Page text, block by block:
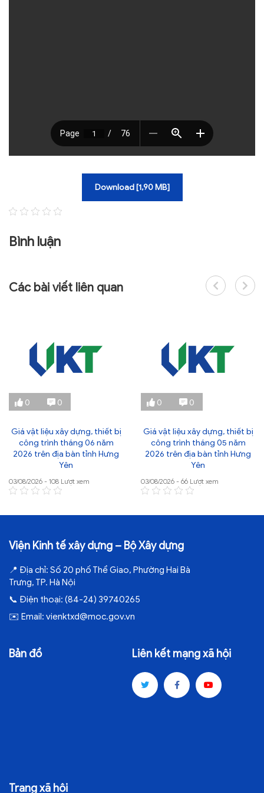
Download [1,90 MB]
Bình luận
Các bài viết liên quan
0 0
Giá vật liệu xây dựng, thiết bị
công trình tháng 06 năm
2026 trên địa bàn tỉnh Hưng
Yên
03/08/2026 - 108 Lượt xem
0 0
Giá vật liệu xây dựng, thiết bị
công trình tháng 05 năm
2026 trên địa bàn tỉnh Hưng
Yên
03/08/2026 - 66 Lượt xem
Viện Kinh tế xây dựng – Bộ Xây dựng
📍 Địa chỉ: Số 20 phố Thể Giao, Phường Hai Bà
Trưng, TP. Hà Nội
📞 Điện thoại: (84-24) 39740265
✉️ Email: vienktxd@moc.gov.vn
Bản đồ Liên kết mạng xã hội
Trang xã hội